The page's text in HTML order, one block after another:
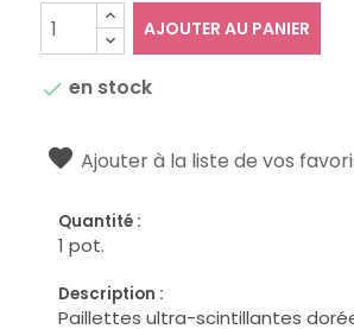
AJOUTER AU PANIER
 en stock
Ajouter à la liste de vos
Quantité :
1 pot.
Description :
Paillettes ultra-scintillantes